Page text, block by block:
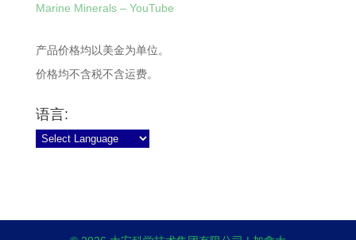
Marine Minerals – YouTube
产品价格均以美金为单位。
价格均不含税不含运费。
语言: